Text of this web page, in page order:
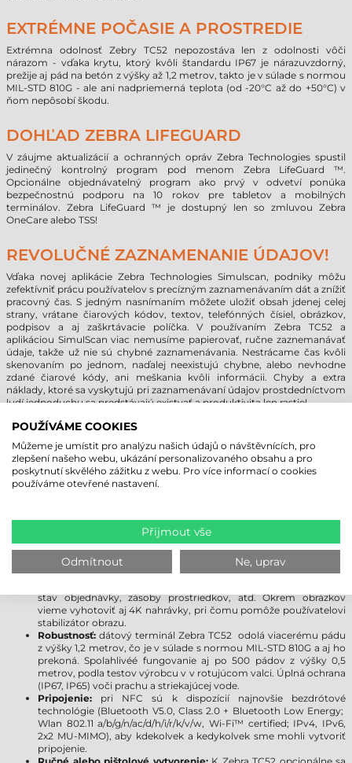
EXTRÉMNE POČASIE A PROSTREDIE
Extrémna odolnosť Zebry TC52 nepozostáva len z odolnosti vôči
nárazom - vďaka krytu, ktorý kvôli štandardu IP67 je nárazuvzdorný,
prežije aj pád na betón z výšky až 1,2 metrov, takto je v súlade s normou
MIL-STD 810G - ale ani nadpriemerná teplota (od -20°C až do +50°C) v
ňom nepôsobí škodu.
DOHĽAD ZEBRA LIFEGUARD
V záujme aktualizácií a ochranných opráv Zebra Technologies spustil
jedinečný kontrolný program pod menom Zebra LifeGuard ™.
Opcionálne objednávatelný program ako prvý v odvetví ponúka
bezpečnostnú podporu na 10 rokov pre tabletov a mobilných
terminálov. Zebra LifeGuard ™ je dostupný len so zmluvou Zebra
OneCare alebo TSS!
REVOLUČNÉ ZAZNAMENANIE ÚDAJOV!
Vďaka novej aplikácie Zebra Technologies Simulscan, podniky môžu
zefektívniť prácu používatelov s precízným zaznamenávaním dát a znížiť
pracovný čas. S jedným nasnímaním môžete uložiť obsah jdenej celej
strany, vrátane čiarových kódov, textov, telefónných čísiel, obrázkov,
podpisov a aj zaškrtávacie políčka. V používaním Zebra TC52 a
aplikáciou SimulScan viac nemusíme papierovať, ručne zaznemanávať
údaje, takže už nie sú chybné zaznamenávania. Nestrácame čas kvôli
skenovaním po jednom, naďalej neexistujú chybne, alebo nevhodne
zdané čiarové kódy, ani meškania kvôli informácii. Chyby a extra
náklady, ktoré sa vyskytujú pri zaznamenávaní údajov prostdedníctvom
ludí jednoduchu sa predstávajú existvať a produktivita len rastie!
PREHODNOŤTE PRODUKTIVITU
Výkon:osemjadrový 2,2 GHz procesor Qualcomm, 4 GB RAM a
32 GB flash pamäť, čo s pamäťovou kartou je rozširitelný do 256
GB. Prvotriedný výkon v riadení aplikácií, fotení, nahrávaní, alebo
displej zvýši trvanlivosť PDA Zebra TC52, naďalej chrání pred
poškrabaním. Sklo je prakticky nezničitelné, odolá voči pádu bez
prasknutia a škrabaniu.
Kamera:5 MP-ová kamrea predu, ďalej 13 MP-ová vzadu s
automatickým zaostrením a bleskom, čo môžeme používať
stav objednávky, zásoby prostriedkov, atď. Okrem obrázkov
vieme vyhotoviť aj 4K nahrávky, pri čomu pomôže používatelovi
stabilizátor obrazu.
Robustnosť: dátový terminál Zebra TC52 odolá viacerému pádu
z výšky 1,2 metrov, čo je v súlade s normou MIL-STD 810G a aj ho
prekoná. Spolahlivéé fungovanie aj po 500 pádov z výšky 0,5
metrov, podla testov výrobcu v v rotujúcom valci. Úplná ochrana
(IP67, IP65) voči prachu a striekajúcej vode.
Pripojenie: pri NFC sú k dispozícií najnovšie bezdrótové
technológie (Bluetooth V5.0, Class 2.0 + Bluetooth Low Energy;
Wlan 802.11 a/b/g/n/ac/d/h/i/r/k/v/w, Wi-Fi™ certified; IPv4, IPv6,
2x2 MU-MIMO), aby kdekolvek a kedykolvek sme mohli vytvoriť
pripojenie.
POUŽÍVÁME COOKIES
Můžeme je umístit pro analýzu našich údajů o návštěvnících, pro
zlepšení našeho webu, ukázání personalizovaného obsahu a pro
poskytnutí skvělého zážitku z webu. Pro více informací o cookies
používáme otevřené nastavení.
Přijmout vše
Odmítnout Ne, uprav